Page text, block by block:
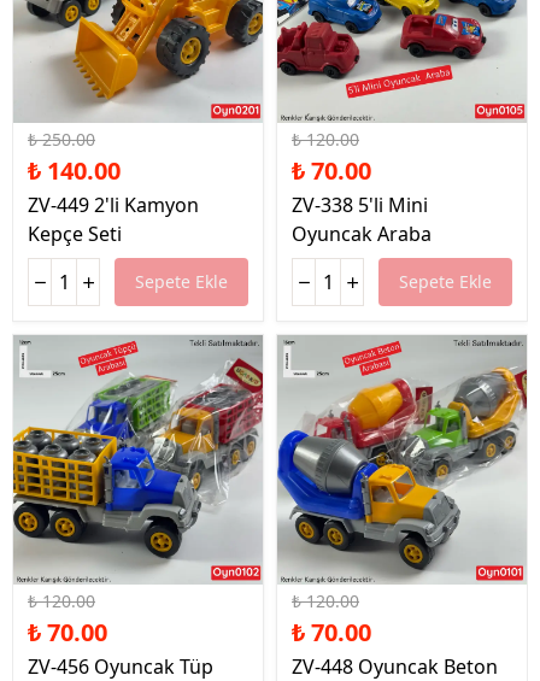
%44 İndirim
₺ 250.00
₺ 140.00
ZV-449 2'li Kamyon
Kepçe Seti
Sepete Ekle
₺ 120.00
₺ 70.00
ZV-338 5'li Mini
Oyuncak Araba
Sepete Ekle
%42 İndirim
₺ 120.00
₺ 70.00
ZV-456 Oyuncak Tüp
%42 İndirim
₺ 120.00
₺ 70.00
ZV-448 Oyuncak Beton